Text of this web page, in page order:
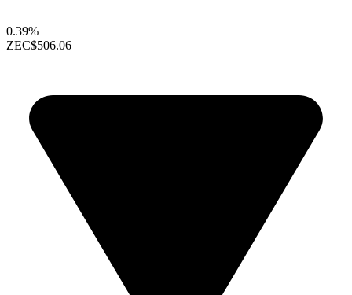
0.39%
ZEC$506.06